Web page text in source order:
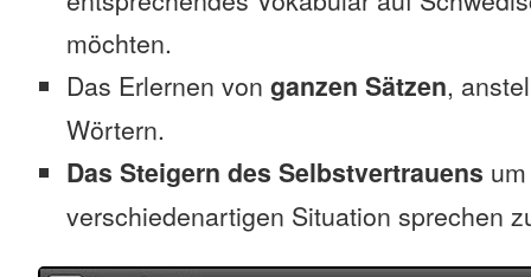
möchten.
Das Erlernen von ganzen Sätzen,
Wörtern.
Das Steigern des Selbstvertrauens
verschiedenartigen Situation sprechen